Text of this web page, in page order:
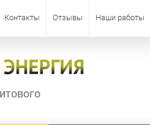
Контакты Отзывы Наши работы